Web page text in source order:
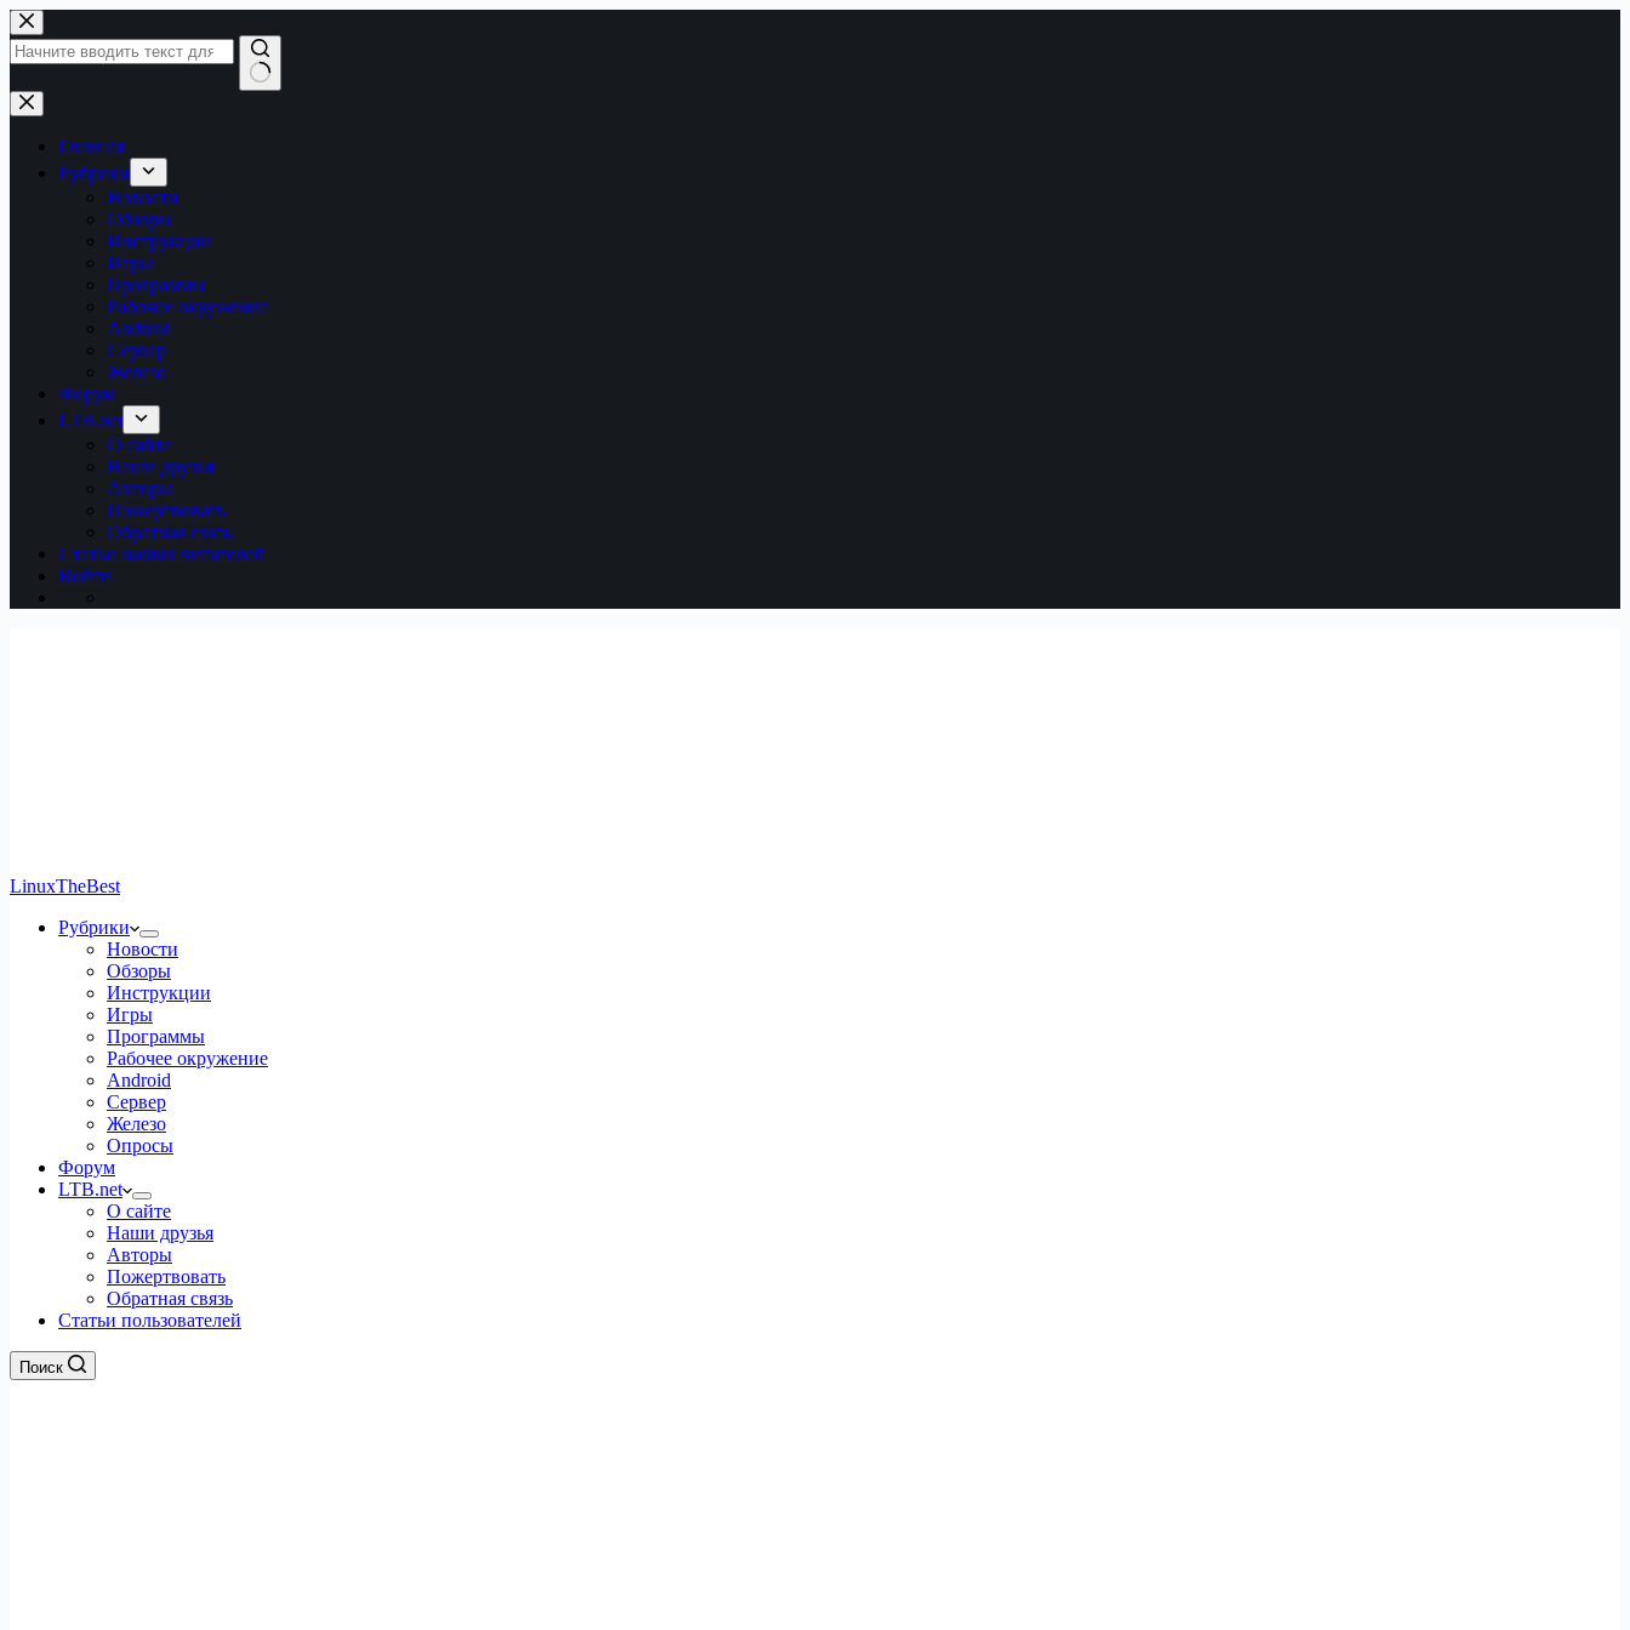
Перейти
к
сути
Ничего
не
найденоГлавная
Рубрики
Новости
Обзоры
Инструкции
Игры
Программы
Рабочее окружение
Android
Сервер
Железо
Форум
LTB.net
О сайте
Наши друзья
Авторы
Пожертвовать
Обратная связь
Статьи наших читателей
Войти
LinuxTheBest
Рубрики
Новости
Обзоры
Инструкции
Игры
Программы
Рабочее окружение
Android
Сервер
Железо
Опросы
Форум
LTB.net
О сайте
Наши друзья
Авторы
Пожертвовать
Обратная связь
Статьи пользователей
Поиск